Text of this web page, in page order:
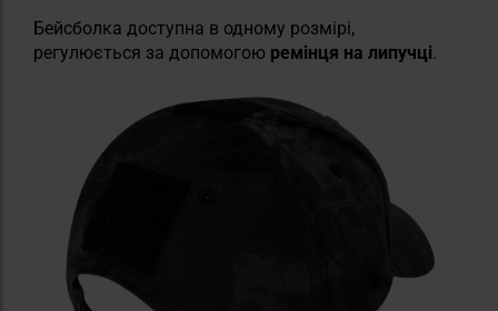
Бейсболка доступна в одному розмірі,
регулюється за допомогою ремінця на липучці.